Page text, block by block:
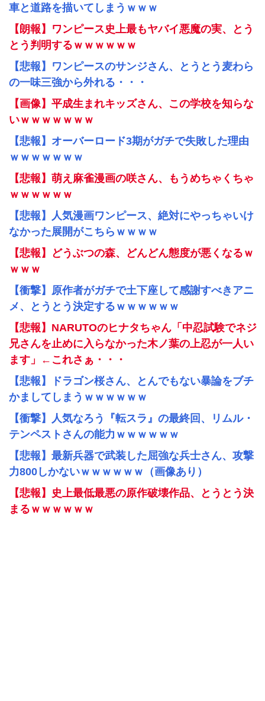
車と道路を描いてしまうｗｗｗ
【朗報】ワンピース史上最もヤバイ悪魔の実、とう
とう判明するｗｗｗｗｗｗ
【悲報】ワンピースのサンジさん、とうとう麦わら
の一味三強から外れる・・・
【画像】平成生まれキッズさん、この学校を知らな
いｗｗｗｗｗｗｗ
【悲報】オーバーロード3期がガチで失敗した理由
ｗｗｗｗｗｗｗ
【悲報】萌え麻雀漫画の咲さん、もうめちゃくちゃ
ｗｗｗｗｗｗ
【悲報】人気漫画ワンピース、絶対にやっちゃいけ
なかった展開がこちらｗｗｗｗ
【悲報】どうぶつの森、どんどん態度が悪くなるｗ
ｗｗｗ
【衝撃】原作者がガチで土下座して感謝すべきアニ
メ、とうとう決定するｗｗｗｗｗｗ
【悲報】NARUTOのヒナタちゃん「中忍試験でネジ
兄さんを止めに入らなかった木ノ葉の上忍が一人い
ます」←これさぁ・・・
【悲報】ドラゴン桜さん、とんでもない暴論をブチ
かましてしまうｗｗｗｗｗｗ
【衝撃】人気なろう『転スラ』の最終回、リムル・
テンペストさんの能力ｗｗｗｗｗｗ
【悲報】最新兵器で武装した屈強な兵士さん、攻撃
力800しかないｗｗｗｗｗｗ（画像あり）
【悲報】史上最低最悪の原作破壊作品、とうとう決
まるｗｗｗｗｗｗ